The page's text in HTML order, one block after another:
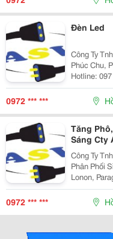
Đèn Led
Công Ty Tnhh
Phúc Chu, P15,
Hotline: 097
Http://
0972 *** ***
Tăng
Sáng Cty
Công Ty
Phân Phối
Lonon,
Phối Đèn
Sano,
0972 *** ***